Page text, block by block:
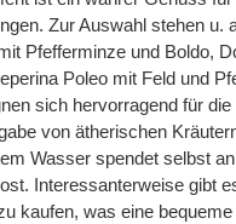
Zur Auswahl stehen u.
Pfefferminze und Boldo,
Poleo mit Feld und
sich hervorragend für
von ätherischen
Wasser spendet selbst
Interessanterweise gibt
kaufen, was eine